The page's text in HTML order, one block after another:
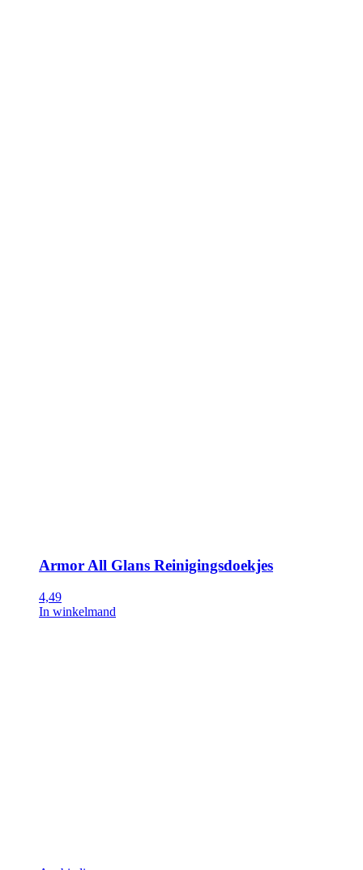
Armor All Glans Reinigingsdoekjes
4,49
In winkelmand